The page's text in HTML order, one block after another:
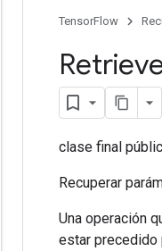
TensorFlow
clase final
Recuperar
Una operación
estar precedido